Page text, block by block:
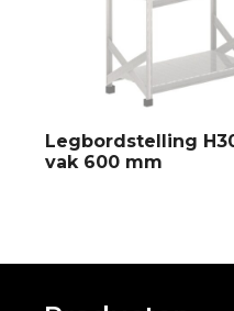
Legbordstelling
vak 600 mm